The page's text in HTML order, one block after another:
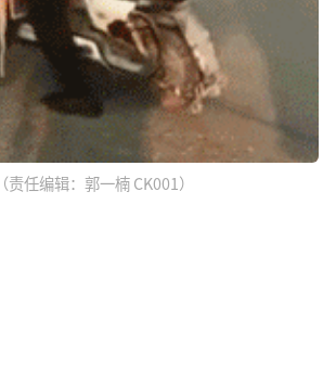
（责任编辑：郭一楠 CK001）